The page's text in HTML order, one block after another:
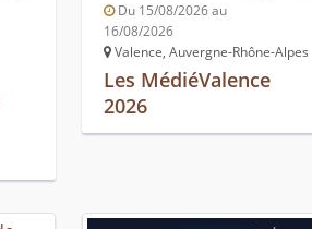
Du 15/08/2026 au
16/08/2026
Valence, Auvergne-Rhône-Alpes
Les MédiéValence
2026